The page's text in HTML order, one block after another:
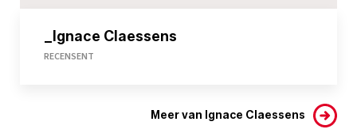
_Ignace Claessens
RECENSENT
Meer van Ignace Claessens